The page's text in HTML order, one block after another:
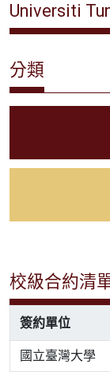
Universiti
分類
校級合約清
簽約單位
國立臺灣大學